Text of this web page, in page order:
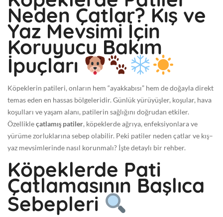
-
0
9
1
0
7
:
4
8
:
0
2
+
0
0
Neden Çatlar? Kış ve
Yaz Mevsimi İçin
Koruyucu Bakım
İpuçları
Köpeklerin patileri, onların hem “ayakkabısı” hem de doğayla direkt
temas eden en hassas bölgeleridir. Günlük yürüyüşler, koşular, hava
koşulları ve yaşam alanı, patilerin sağlığını doğrudan etkiler.
Özellikleçatlamış patiler, köpeklerde ağrıya, enfeksiyonlara ve
yürüme zorluklarına sebep olabilir. Peki patiler neden çatlar ve kış–
yaz mevsimlerinde nasıl korunmalı? İşte detaylı bir rehber.
Köpeklerde Pati
Çatlamasının Başlıca
Sebepleri